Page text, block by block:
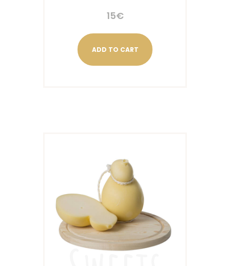
15€
ADD TO CART